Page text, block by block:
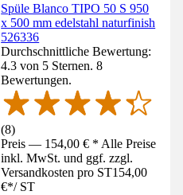
Spüle Blanco TIPO 50 S 950
x 500 mm edelstahl naturfinish
526336
Durchschnittliche Bewertung:
4.3 von 5 Sternen. 8
Bewertungen.
(8)
Preis — 154,00 € * Alle Preise
inkl. MwSt. und ggf. zzgl.
Versandkosten pro ST154,00
€*/ ST